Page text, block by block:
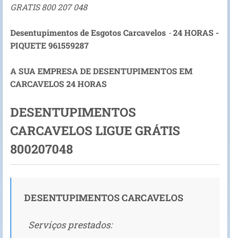
GRATIS 800 207 048
Desentupimentos de Esgotos Carcavelos -24 HORAS -
PIQUETE 961559287
A SUA EMPRESA DE DESENTUPIMENTOS EM
CARCAVELOS 24 HORAS
DESENTUPIMENTOS
CARCAVELOS LIGUE GRÁTIS
800207048
DESENTUPIMENTOS CARCAVELOS
Serviços prestados: